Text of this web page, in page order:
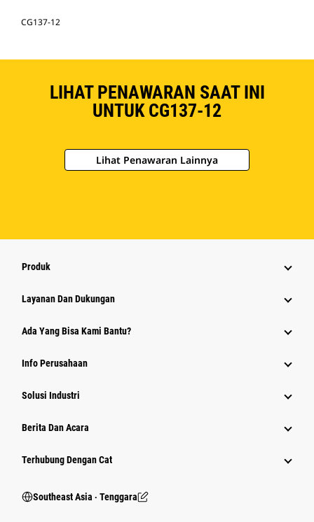
CG137-12
LIHAT PENAWARAN SAAT INI
UNTUK CG137-12
Lihat Penawaran Lainnya
Produk
Layanan Dan Dukungan
Ada Yang Bisa Kami Bantu?
Info Perusahaan
Solusi Industri
Berita Dan Acara
Terhubung Dengan Cat
Southeast Asia ‧ Tenggara